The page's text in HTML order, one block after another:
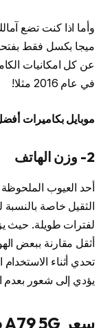
عن كل امكانيات
في عام 2016 مثلا!
موبايل بكاميرات
2- وزن الهاتف
الثقيل خاصة بالنسبة
أثقل مقارنة ببعض
تحدي أثناء
يؤدي إلى شعور بعدم
سعر Oppo A79 5G في مصر